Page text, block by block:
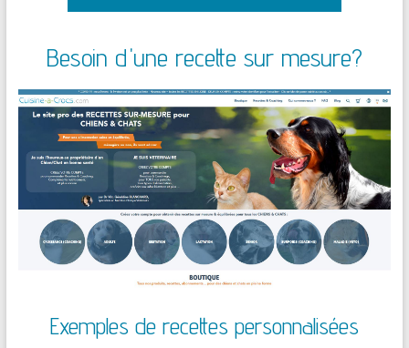
Besoin d'une recette sur mesure?
Exemples de recettes personnalisées